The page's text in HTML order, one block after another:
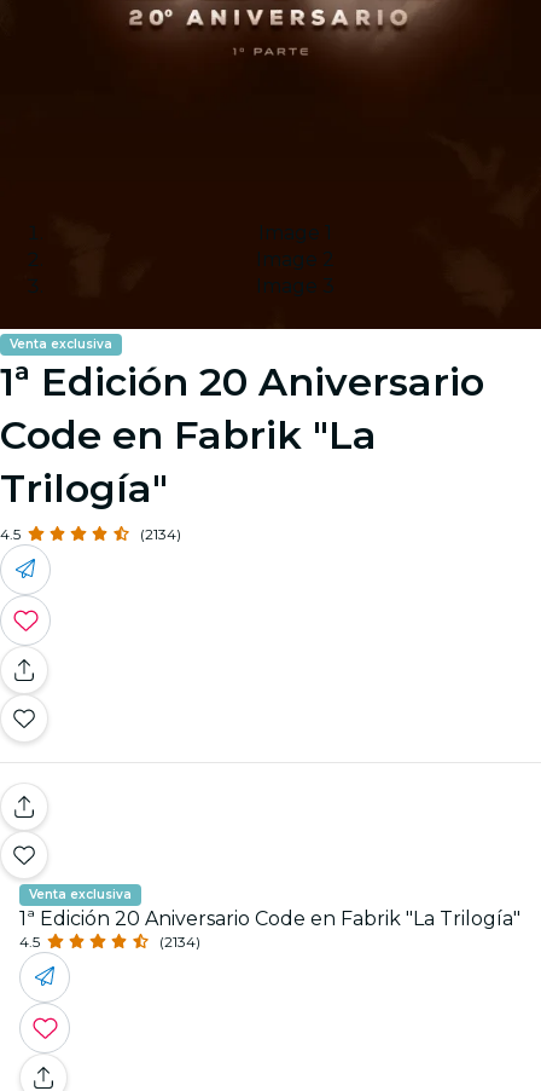
Image 1
Image 2
Image 3
Venta exclusiva
1ª Edición 20 Aniversario
Code en Fabrik "La
Trilogía"
4.5 (2134)
Venta exclusiva
1ª Edición 20 Aniversario Code en Fabrik "La Trilogía"
4.5 (2134)